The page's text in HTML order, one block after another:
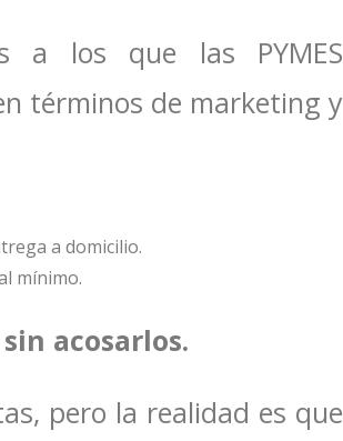
a los que las PYMES
términos de marketing y
a domicilio.
mínimo.
acosarlos.
pero la realidad es que